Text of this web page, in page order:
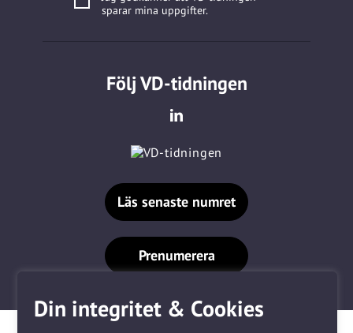
Din integritet & Cookies
sparar mina uppgifter.
Följ VD-tidningen
Läs senaste numret
Prenumerera